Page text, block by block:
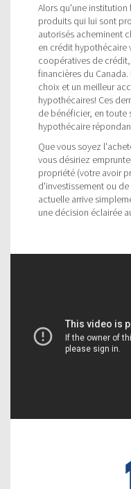
Alors qu'une
produits qui lui sont
autorisés acheminent
en crédit hypothécaire
coopératives de
financières du
choix et un meilleur
hypothécaires! Ces
de bénéficier, en toute
hypothécaire
Que vous soyez
vous désiriez
propriété (votre avoir
d'investissement ou
actuelle arrive
une décision éclairée